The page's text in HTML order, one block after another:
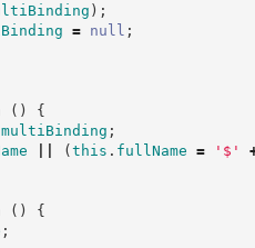
) ;
= null ;
( )
{
multiBinding ;
(this . fullName = ' $ '
( )
{
;